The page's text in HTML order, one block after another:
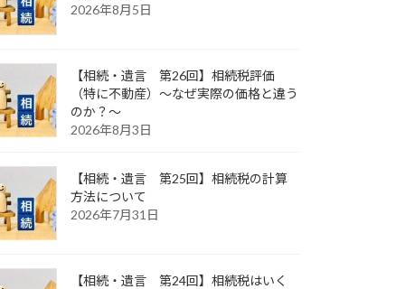
2026年8月5日
【相続・遺言 第26回】相続税評価
（特に不動産）～なぜ実際の価格と違う
のか？～
2026年8月3日
【相続・遺言 第25回】相続税の計算
方法について
2026年7月31日
【相続・遺言 第24回】相続税はいく